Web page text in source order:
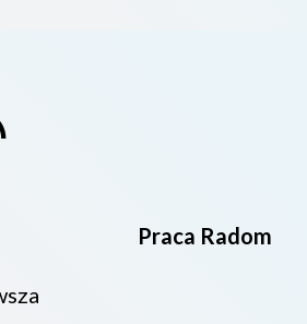
Praca Radom